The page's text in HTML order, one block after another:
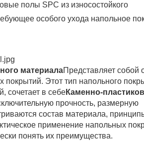
полы SPC из износостойкого
особого ухода напольное
материалаПредставляет собой
Этот тип напольного
сочетает в себеКаменно-
прочность, размерную
состав материала,
применение напольных
понять их преимущества.